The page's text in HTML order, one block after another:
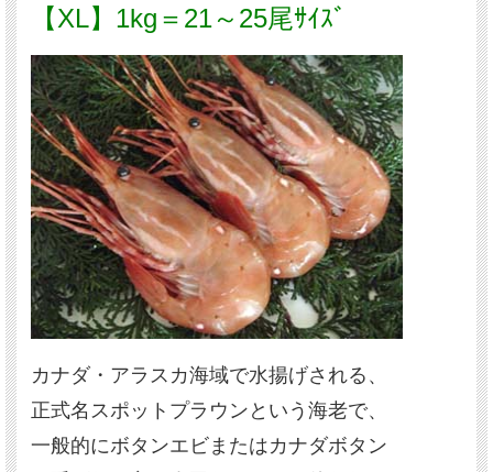
【XL】1kg＝21～25尾ｻｲｽﾞ
カナダ・アラスカ海域で水揚げされる、
正式名スポットプラウンという海老で、
一般的にボタンエビまたはカナダボタン